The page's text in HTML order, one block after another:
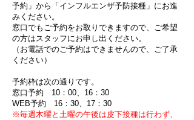
予約」から「インフルエンザ予防接種」にお進
みください。
窓口でもご予約をお取りできますので、ご希望
の方はスタッフにお申し出ください。
（お電話でのご予約はできませんので、ご了承
ください）
予約枠は次の通りです。
窓口予約 10：00、16：30
WEB予約 16：30、17：30
※​毎週木曜と土曜の午後は皮下接種は行わず、